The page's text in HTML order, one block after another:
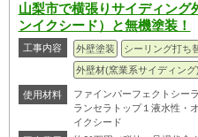
山梨市で横張りサイディング
ンイクシード）と無機塗装！
工事内容 外壁塗装
シーリング打ち
外壁材(窯業系サイディング)
使用材料
ファインパーフェクトシー
ランセラトップ１液水性・
イクシード